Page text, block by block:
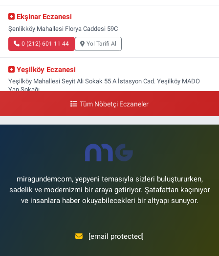
Ekşinar Eczanesi
Şenlikköy Mahallesi Florya Caddesi 59C
0 (212) 601 11 44 Yol Tarifi Al
Yeşilköy Eczanesi
Yeşilköy Mahallesi Seyit Ali Sokak 55 A İstasyon Cad. Yeşilköy MADO
Yan Sokağı
Yol Tarifi Al
Ataköy 3-4-11. Kısım Mahallesi Dr. Remzi Kazancıgil Caddesi Ataköy
4.Kısım Çarşısı No:12 Ataköy 4.Kısım Çarşısı
Tüm Nöbetçi Eczaneler
miragundemcom, yepyeni temasıyla sizleri buluştururken,
sadelik ve modernizmi bir araya getiriyor. Şatafattan kaçınıyor
ve insanlara haber okuyabilecekleri bir altyapı sunuyor.
[email protected]